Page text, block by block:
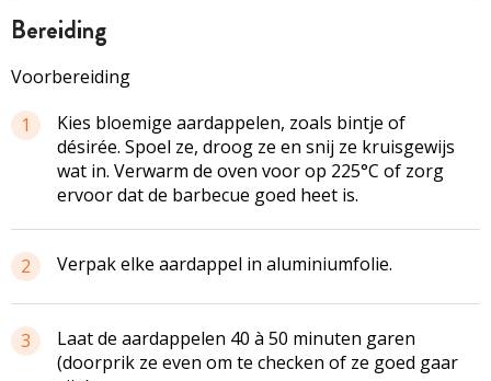
bereiding
Voorbereiding
1
Kies bloemige aardappelen, zoals bintje of
désirée. Spoel ze, droog ze en snij ze kruisgewijs
wat in. Verwarm de oven voor op 225°C of zorg
ervoor dat de barbecue goed heet is.
2 Verpak elke aardappel in aluminiumfolie.
3
Laat de aardappelen 40 à 50 minuten garen
(doorprik ze even om te checken of ze goed gaar